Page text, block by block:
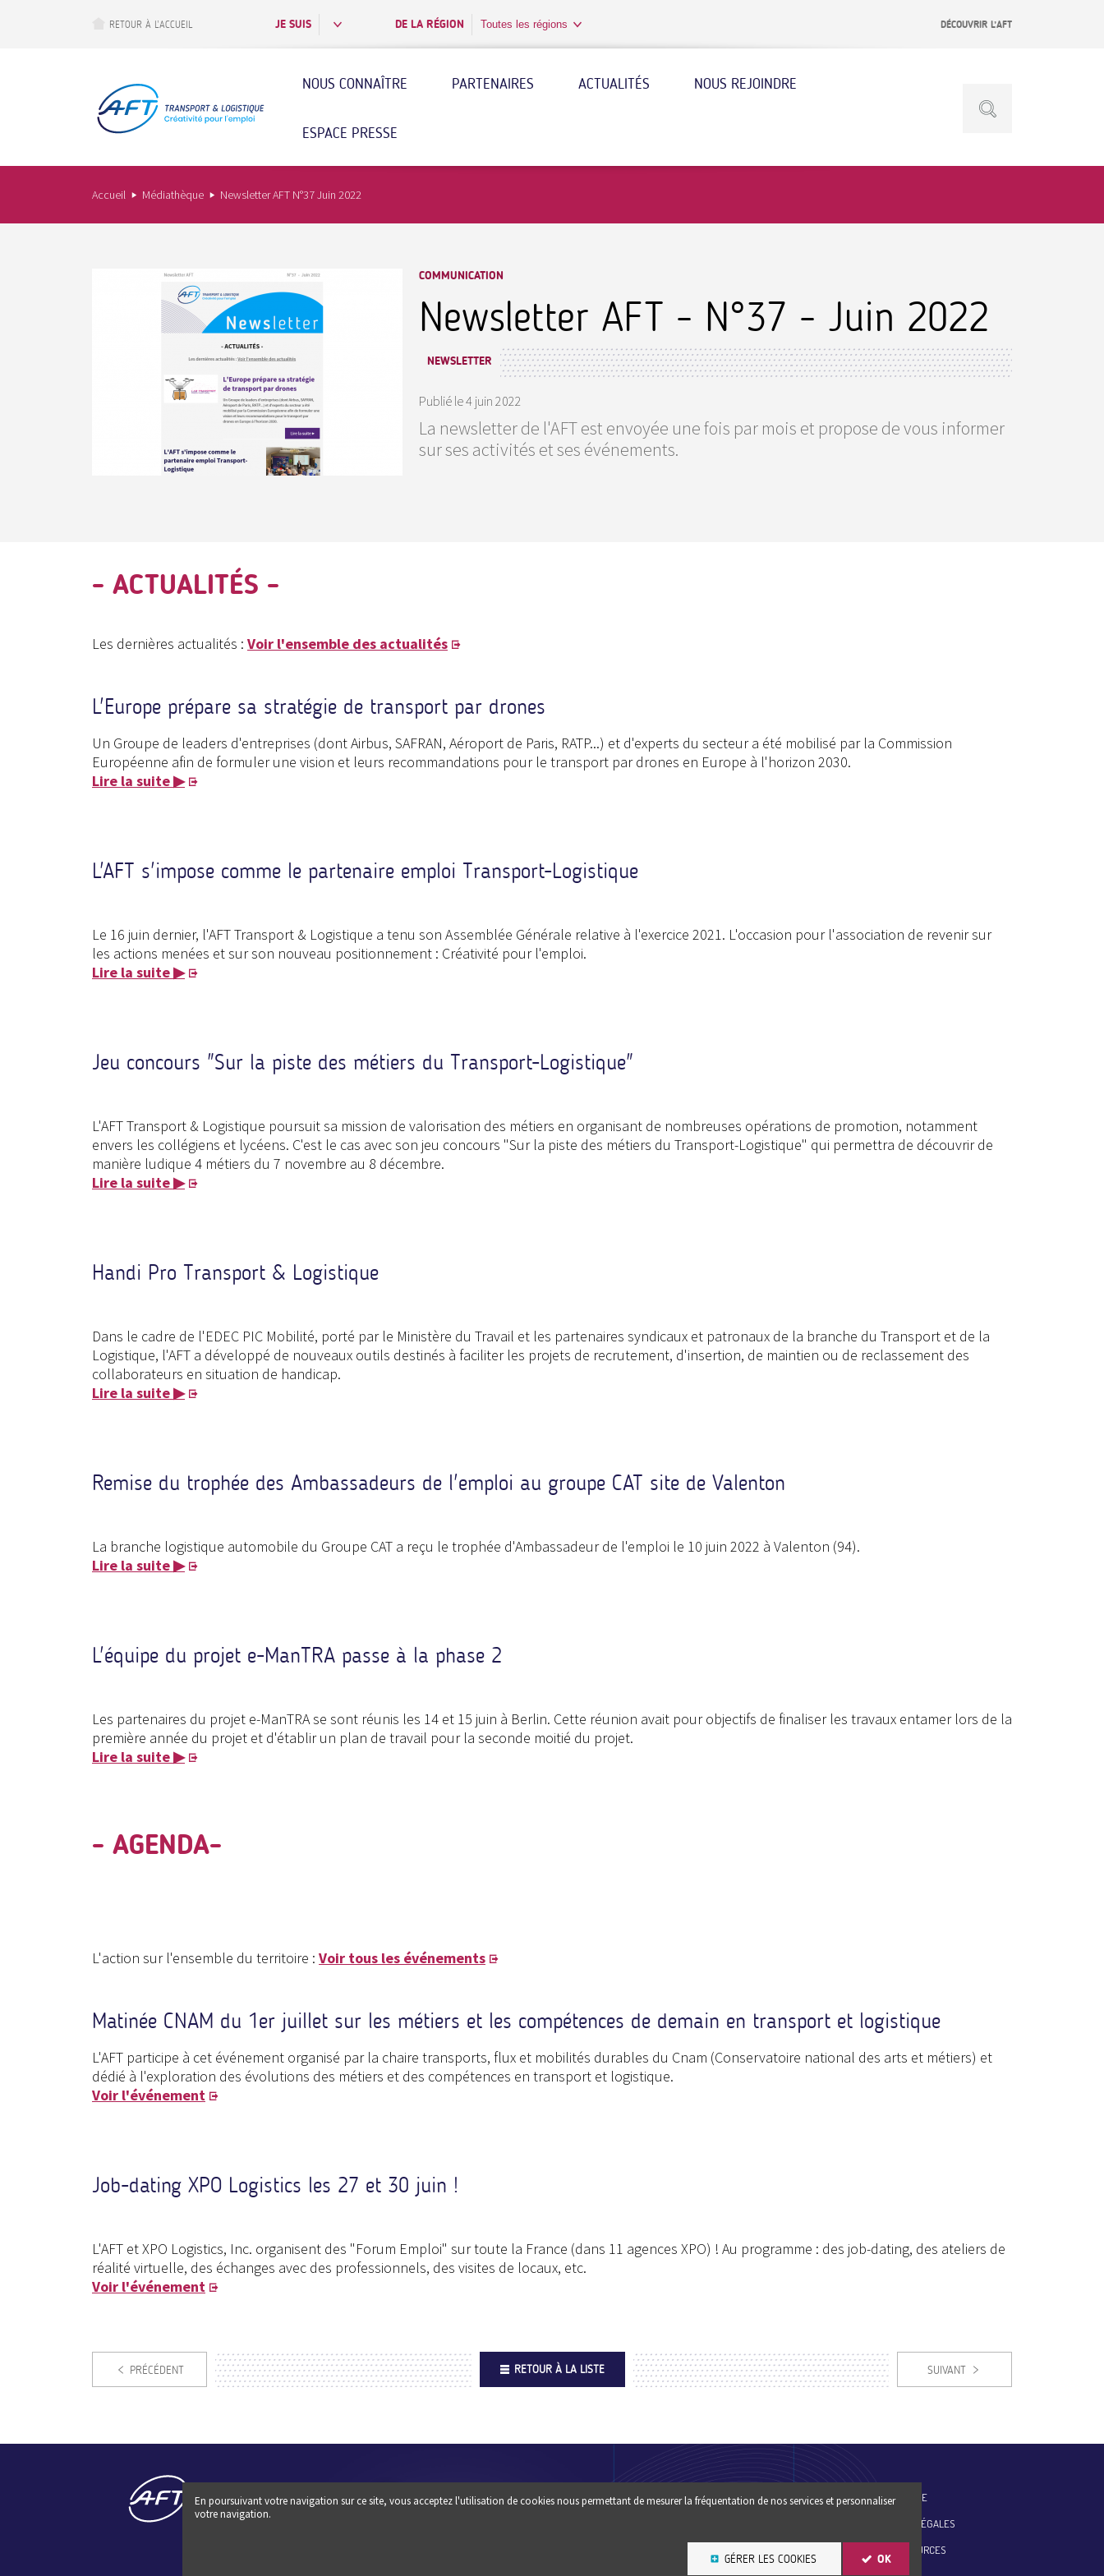
RETOUR À L’ACCUEIL JE SUIS DE LA RÉGION Toutes les régions DÉCOUVRIR L’AFT
NOUS CONNAÎTRE PARTENAIRES ACTUALITÉS NOUS REJOINDRE
ESPACE PRESSE
Accueil Médiathèque Newsletter AFT N°37 Juin 2022
COMMUNICATION
Newsletter AFT - N°37 - Juin 2022
NEWSLETTER
Publié le4 juin 2022
La newsletter de l'AFT est envoyée une fois par mois et propose de vous informer
sur ses activités et ses événements.
- ACTUALITÉS -
Les dernières actualités : Voir l'ensemble des actualités
L'Europe prépare sa stratégie de transport par drones
Un Groupe de leaders d'entreprises (dont Airbus, SAFRAN, Aéroport de Paris, RATP...) et d'experts du secteur a été mobilisé par la Commission
Européenne afin de formuler une vision et leurs recommandations pour le transport par drones en Europe à l'horizon 2030.
Lire la suite ▶
L'AFT s'impose comme le partenaire emploi Transport-Logistique
Le 16 juin dernier, l'AFT Transport & Logistique a tenu son Assemblée Générale relative à l'exercice 2021. L'occasion pour l'association de revenir sur
les actions menées et sur son nouveau positionnement : Créativité pour l'emploi.
Lire la suite ▶
Jeu concours "Sur la piste des métiers du Transport-Logistique"
L'AFT Transport & Logistique poursuit sa mission de valorisation des métiers en organisant de nombreuses opérations de promotion, notamment
envers les collégiens et lycéens. C'est le cas avec son jeu concours "Sur la piste des métiers du Transport-Logistique" qui permettra de découvrir de
manière ludique 4 métiers du 7 novembre au 8 décembre.
Lire la suite ▶
Handi Pro Transport & Logistique
Dans le cadre de l'EDEC PIC Mobilité, porté par le Ministère du Travail et les partenaires syndicaux et patronaux de la branche du Transport et de la
Logistique, l'AFT a développé de nouveaux outils destinés à faciliter les projets de recrutement, d'insertion, de maintien ou de reclassement des
collaborateurs en situation de handicap.
Lire la suite ▶
Remise du trophée des Ambassadeurs de l'emploi au groupe CAT site de Valenton
La branche logistique automobile du Groupe CAT a reçu le trophée d'Ambassadeur de l'emploi le 10 juin 2022 à Valenton (94).
Lire la suite ▶
L'équipe du projet e-ManTRA passe à la phase 2
Les partenaires du projet e-ManTRA se sont réunis les 14 et 15 juin à Berlin. Cette réunion avait pour objectifs de finaliser les travaux entamer lors de la
première année du projet et d'établir un plan de travail pour la seconde moitié du projet.
Lire la suite ▶
- AGENDA-
L'action sur l'ensemble du territoire : Voir tous les événements
Matinée CNAM du 1er juillet sur les métiers et les compétences de demain en transport et logistique
L'AFT participe à cet événement organisé par la chaire transports, flux et mobilités durables du Cnam (Conservatoire national des arts et métiers) et
dédié à l'exploration des évolutions des métiers et des compétences en transport et logistique.
Voir l'événement
Job-dating XPO Logistics les 27 et 30 juin !
L'AFT et XPO Logistics, Inc. organisent des "Forum Emploi" sur toute la France (dans 11 agences XPO) ! Au programme : des job-dating, des ateliers de
réalité virtuelle, des échanges avec des professionnels, des visites de locaux, etc.
Voir l'événement
PRÉCÉDENT RETOUR À LA LISTE SUIVANT
Une question ? un conseil :
Footer
QUI SOMMES-NOUS
NEWSLETTER
PLAN DU SITE
MENTIONS LÉGALES
SITE RESSOURCES
En poursuivant votre navigation sur ce site, vous acceptez l'utilisation de cookies nous permettant de mesurer la fréquentation de nos services et personnaliser
votre navigation.
GÉRER LES COOKIES OK